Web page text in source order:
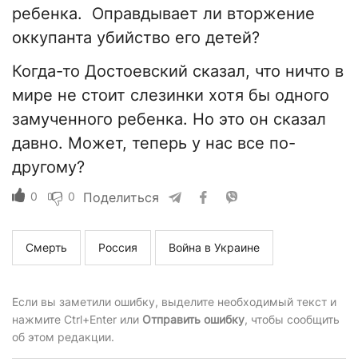
ребенка. Оправдывает ли вторжение
оккупанта убийство его детей?
Когда-то Достоевский сказал, что ничто в
мире не стоит слезинки хотя бы одного
замученного ребенка. Но это он сказал
давно. Может, теперь у нас все по-
другому?
0 0 Поделиться
Смерть Россия Война в Украине
Если вы заметили ошибку, выделите необходимый текст и
нажмите Ctrl+Enter или Отправить ошибку, чтобы сообщить
об этом редакции.